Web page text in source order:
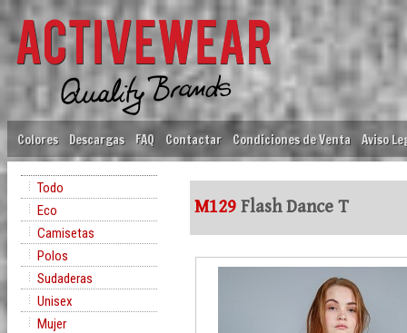
Colores Descargas FAQ Contactar Condiciones de Venta Aviso
Todo
Eco
Camisetas
Polos
Sudaderas
Unisex
Mujer
M129 Flash Dance T